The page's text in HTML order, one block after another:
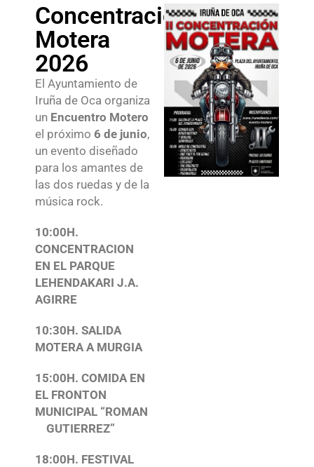
Concentración
Motera
2026
El Ayuntamiento de
Iruña de Oca organiza
un Encuentro Motero
el próximo 6 de junio,
un evento diseñado
para los amantes de
las dos ruedas y de la
música rock.
10:00H.
CONCENTRACION
EN EL PARQUE
LEHENDAKARI J.A.
AGIRRE
10:30H. SALIDA
MOTERA A MURGIA
15:00H. COMIDA EN
EL FRONTON
MUNICIPAL “ROMAN
GUTIERREZ”
18:00H. FESTIVAL